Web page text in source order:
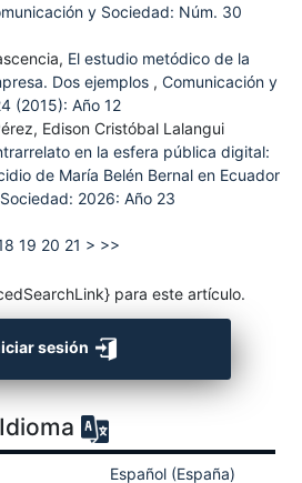
y Sociedad: Núm. 30
El estudio metódico de la
Dos ejemplos , Comunicación y
(2015): Año 12
Edison Cristóbal Lalangui
en la esfera pública digital:
de María Belén Bernal en Ecuador
2026: Año 23
19 20 21 > >>
para este artículo.
sesión
Idioma
Español (España)